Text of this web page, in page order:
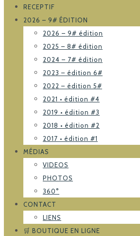
RECEPTIF
2026 – 9# ÉDITION
2026 – 9# édition
2025 – 8# édition
2024 – 7# édition
2023 – édition 6#
2022 – édition 5#
2021 • édition #4
2019 • édition #3
2018 • édition #2
2017 • édition #1
MÉDIAS
VIDEOS
PHOTOS
360°
CONTACT
LIENS
🛒 BOUTIQUE EN LIGNE